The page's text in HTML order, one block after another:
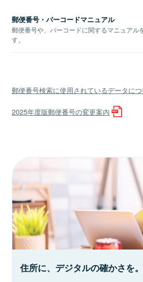
郵便番号・バーコードマニュアル
郵便番号や、バーコードに関するマニュアル
す。
郵便番号検索に使用されているデータに
2025年度版郵便番号の変更案内
住所に、デジタルの確かさを。